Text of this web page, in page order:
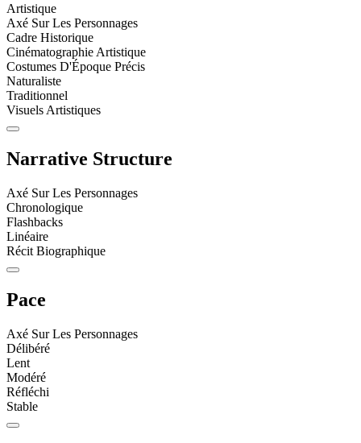
Artistique
Axé Sur Les Personnages
Cadre Historique
Cinématographie Artistique
Costumes D'Époque Précis
Naturaliste
Traditionnel
Visuels Artistiques
Narrative Structure
Axé Sur Les Personnages
Chronologique
Flashbacks
Linéaire
Récit Biographique
Pace
Axé Sur Les Personnages
Délibéré
Lent
Modéré
Réfléchi
Stable